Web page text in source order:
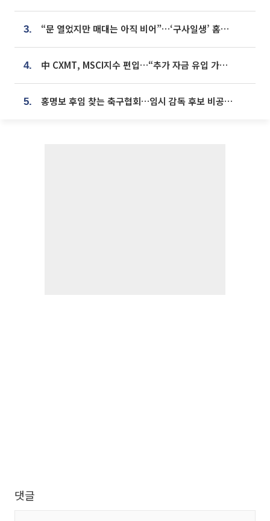
3. “문 열었지만 매대는 아직 비어”…‘구사일생’ 홈플러스, 정상화 시험대[르포]
4. 中 CXMT, MSCI지수 편입…“추가 자금 유입 가능성”
5. 홍명보 후임 찾는 축구협회…임시 감독 후보 비공개 심사
댓글